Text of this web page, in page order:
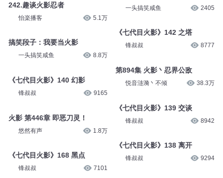
242.趣谈火影忍者
怡楽播客 5.1万
搞笑段子：我要当火影
一头搞笑咸鱼 8.8万
《七代目火影》140 幻影
锋叔叔 9165
火影 第446章 即恶刀灵！
悠然有声 1.8万
《七代目火影》168 黑点
锋叔叔 7101
一头搞笑咸鱼 2405
《七代目火影》142 之塔
锋叔叔 8777
第894集 火影丶忍界公敌
悦音涟漪丶不倾 38.3万
《七代目火影》139 交谈
锋叔叔 8942
《七代目火影》138 离开
锋叔叔 9294